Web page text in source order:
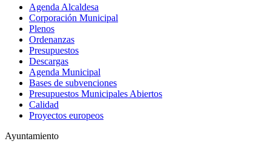
Agenda Alcaldesa
Corporación Municipal
Plenos
Ordenanzas
Presupuestos
Descargas
Agenda Municipal
Bases de subvenciones
Presupuestos Municipales Abiertos
Calidad
Proyectos europeos
Ayuntamiento